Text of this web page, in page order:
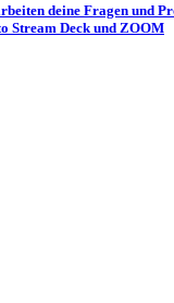
deine Fragen und
Stream Deck und ZOOM